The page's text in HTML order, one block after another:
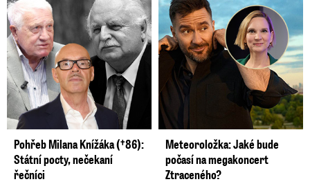
Pohřeb Milana Knížáka (†86):
Státní pocty, nečekaní
řečníci
Meteoroložka: Jaké bude
počasí na megakoncert
Ztraceného?